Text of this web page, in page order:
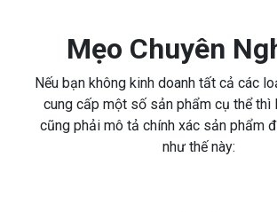
Mẹo Chuyên
Nếu bạn không kinh doanh tất cả các
cung cấp một số sản phẩm cụ thể thì
cũng phải mô tả chính xác sản phẩm
như thế này: